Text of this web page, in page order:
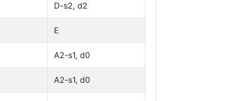
D-s2, d2
E
A2-s1, d0
A2-s1, d0